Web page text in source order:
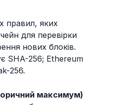
правил, яких
для перевірки
нових блоків.
SHA-256; Ethereum
256.
максимум)